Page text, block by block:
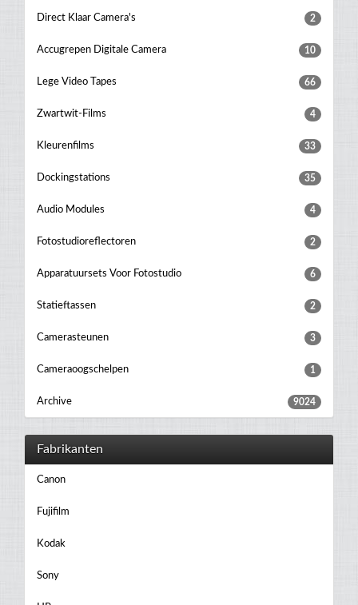
Direct Klaar Camera's 2
Accugrepen Digitale Camera 10
Lege Video Tapes 66
Zwartwit-Films 4
Kleurenfilms 33
Dockingstations 35
Audio Modules 4
Fotostudioreflectoren 2
Apparatuursets Voor Fotostudio 6
Statieftassen 2
Camerasteunen 3
Cameraoogschelpen 1
Archive 9024
Fabrikanten
Canon
Fujifilm
Kodak
Sony